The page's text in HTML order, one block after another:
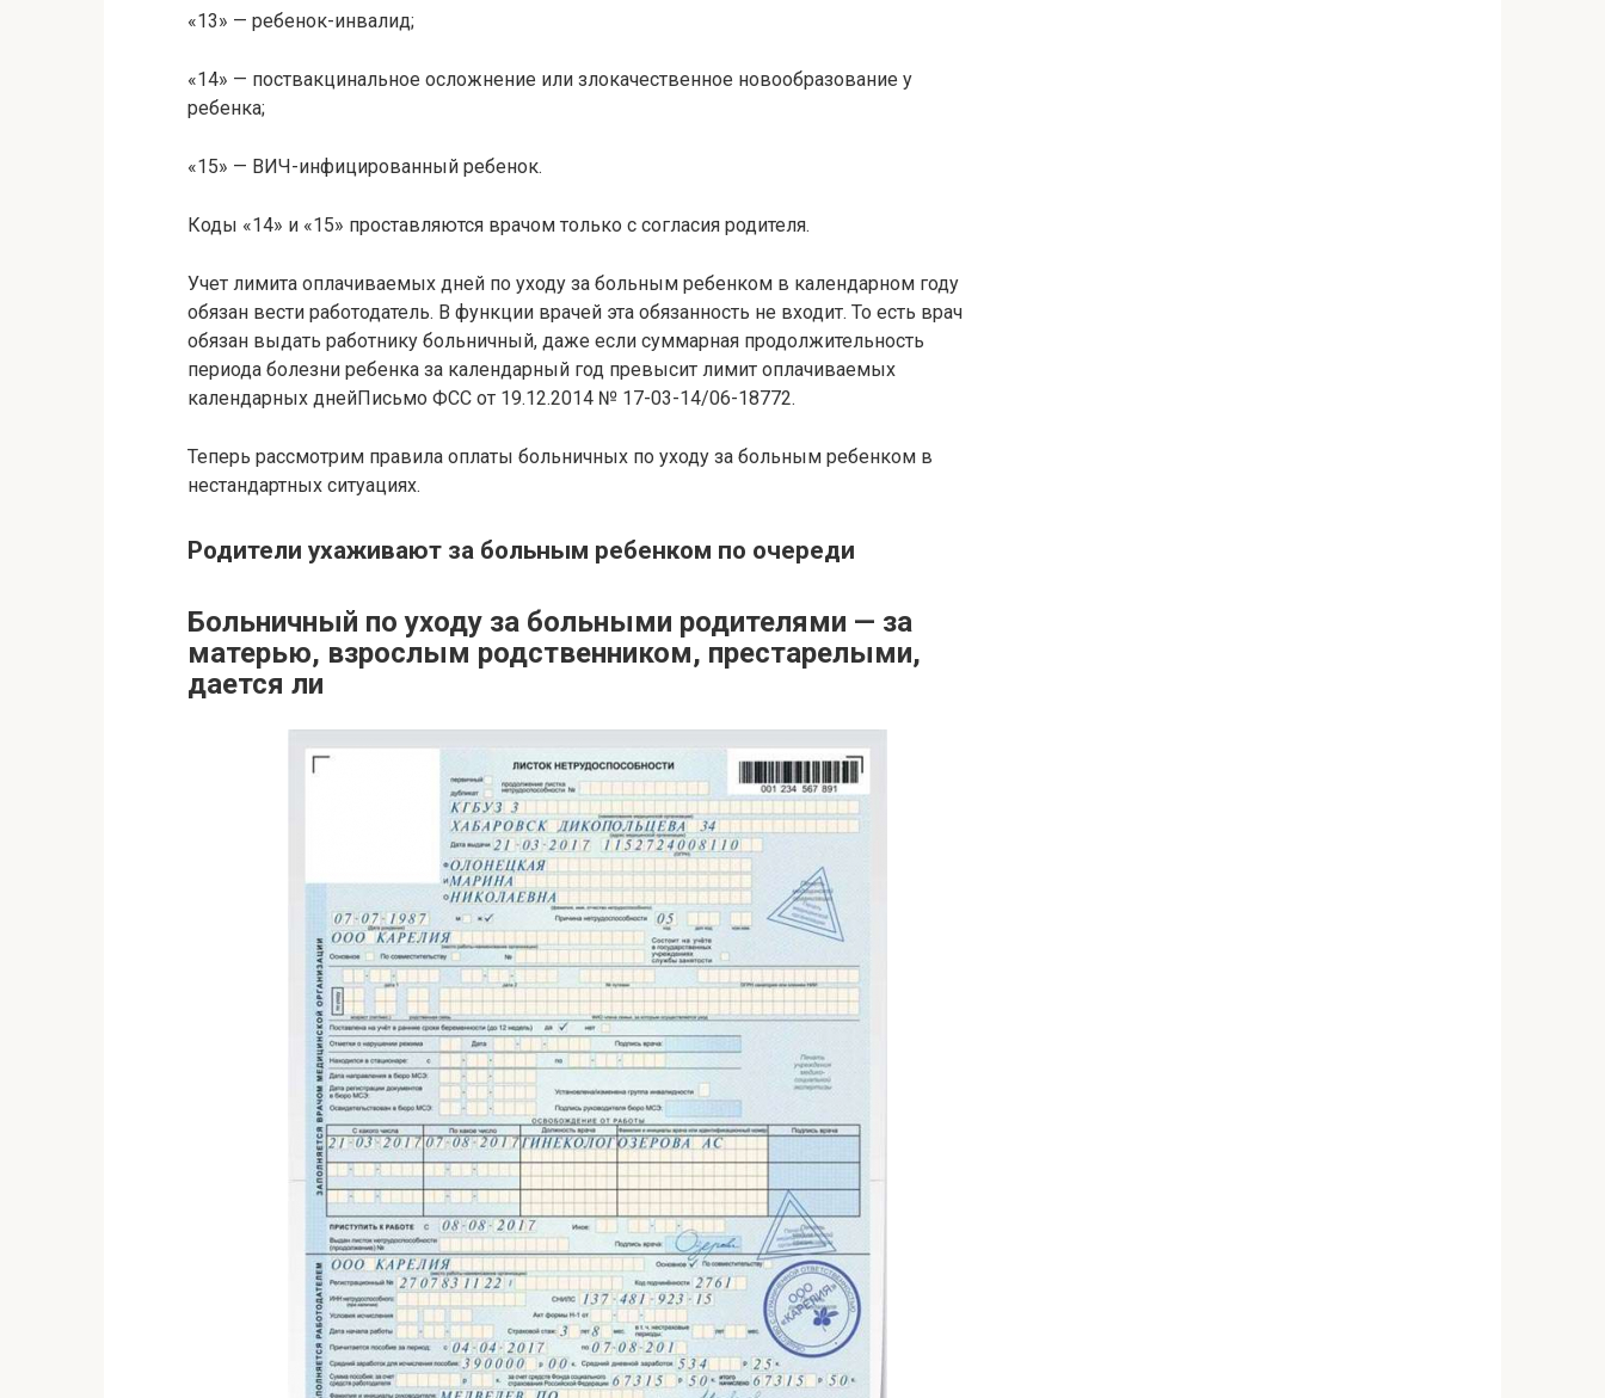
«13» — ребенок-инвалид;
«14» — поствакцинальное осложнение или злокачественное новообразование у
ребенка;
«15» — ВИЧ-инфицированный ребенок.
Коды «14» и «15» проставляются врачом только с согласия родителя.
Учет лимита оплачиваемых дней по уходу за больным ребенком в календарном году
обязан вести работодатель. В функции врачей эта обязанность не входит. То есть врач
обязан выдать работнику больничный, даже если суммарная продолжительность
периода болезни ребенка за календарный год превысит лимит оплачиваемых
календарных днейПисьмо ФСС от 19.12.2014 № 17-03-14/06-18772.
Теперь рассмотрим правила оплаты больничных по уходу за больным ребенком в
нестандартных ситуациях.
Родители ухаживают за больным ребенком по очереди
Больничный по уходу за больными родителями — за
матерью, взрослым родственником, престарелыми,
дается ли